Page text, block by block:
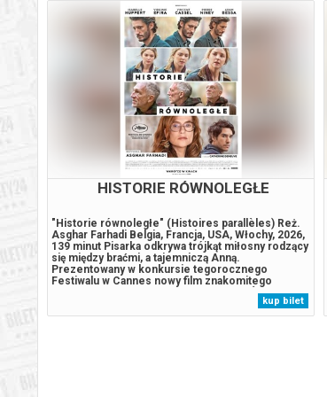
HISTORIE RÓWNOLEGŁE
"Historie równoległe" (Histoires parallèles) Reż.
Asghar Farhadi Belgia, Francja, USA, Włochy, 2026,
139 minut Pisarka odkrywa trójkąt miłosny rodzący
się między braćmi, a tajemniczą Anną.
Prezentowany w konkursie tegorocznego
Festiwalu w Cannes nowy film znakomitego
Asghara Farhadiego, zdobywcy OSCARÓW za
„Rozstanie” i „Klienta”. Wyprodukowany przez
Macieja Musiała i Krzysztofa Piesiewicza film
kup bilet